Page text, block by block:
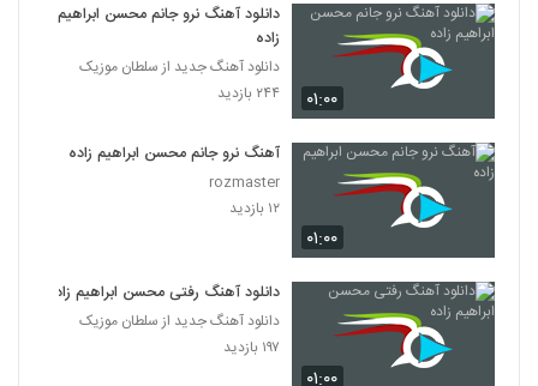
۰۱:۰۰
دانلود آهنگ نرو جانم محسن ابراهیم
زاده
دانلود آهنگ جدید از سلطان موزیک
۲۴۴ بازدید
۰۱:۰۰
آهنگ نرو جانم محسن ابراهیم زاده
rozmaster
۱۲ بازدید
۰۱:۰۰
دانلود آهنگ رفتی محسن ابراهیم زاده
دانلود آهنگ جدید از سلطان موزیک
۱۹۷ بازدید